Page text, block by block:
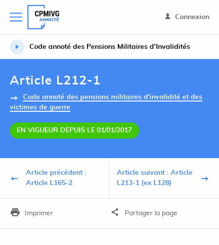
Connexion
Code annoté des Pensions Militaires d’Invalidités
Article L212-1
Code annoté des pensions militaires d'invalidité et des
victimes de guerre
EN VIGUEUR DEPUIS LE 01/01/2017
Article précédent :
Article L165-2
Article suivant : Article
L213-1 (ex L128)
Imprimer Partager la page